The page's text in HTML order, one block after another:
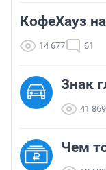
КофеХауз
14 677 61
Знак
41 869
Чем